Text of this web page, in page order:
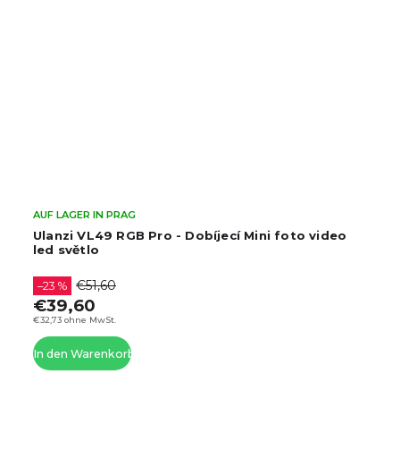
Ulanzi VL49 RGB Pro - Dobíjecí Mini foto video
led světlo
AUF LAGER IN PRAG
€32,73 ohne MwSt.
–23 % €51,60
€39,60
In den Warenkorb